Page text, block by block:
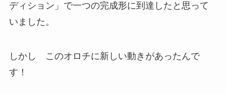
ディション」で一つの完成形に到達したと思って
いました。
しかし このオロチに新しい動きがあったんで
す！